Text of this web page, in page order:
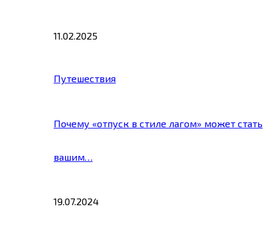
11.02.2025
Путешествия
Почему «отпуск в стиле лагом» может стать
вашим…
19.07.2024